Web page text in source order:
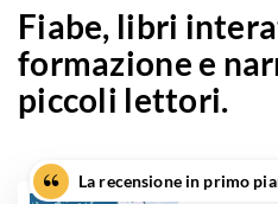
Fiabe, libri
formazione e
piccoli lettori.
La recensione in primo